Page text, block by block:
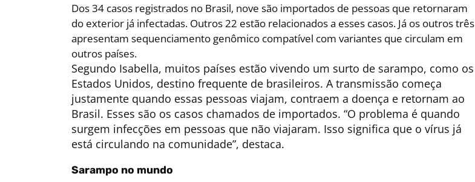
Dos 34 casos registrados no Brasil, nove são importados de pessoas que retornaram
do exterior já infectadas. Outros 22 estão relacionados a esses casos. Já os outros três
apresentam sequenciamento genômico compatível com variantes que circulam em
outros países.
Segundo Isabella, muitos países estão vivendo um surto de sarampo, como os
Estados Unidos, destino frequente de brasileiros. A transmissão começa
justamente quando essas pessoas viajam, contraem a doença e retornam ao
Brasil. Esses são os casos chamados de importados. “O problema é quando
surgem infecções em pessoas que não viajaram. Isso significa que o vírus já
está circulando na comunidade”, destaca.
Sarampo no mundo